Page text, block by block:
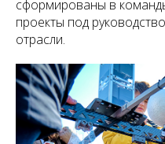
сформированы в
проекты под
отрасли.